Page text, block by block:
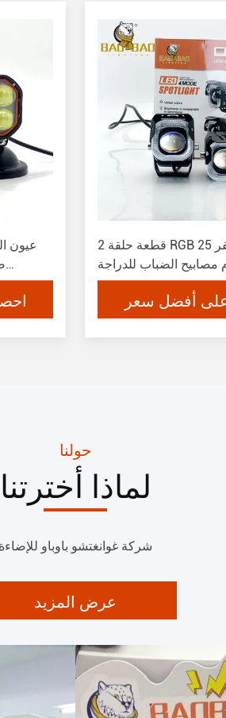
2 قطعة حلقة RGB 25 واط أبيض أصفر
مصابيح الضباب للدراجة
الضوء الأمامي مصباح
قطع غيار السيارات
أفضل سعر
حولنا
لماذا أخترتنا
شركة غوانغتشو باوباو للإضاءة
عرض المزيد